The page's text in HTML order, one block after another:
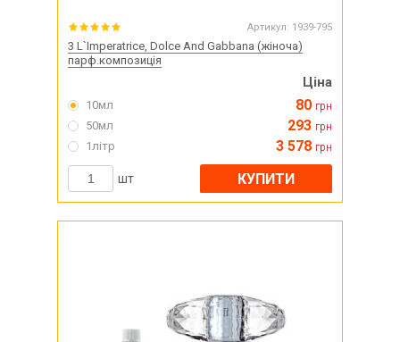
Артикул: 1939-795
3 L`Imperatrice, Dolce And Gabbana (жіноча)
парф.композиція
Ціна
10мл 80 грн
50мл 293 грн
1літр 3 578 грн
шт КУПИТИ